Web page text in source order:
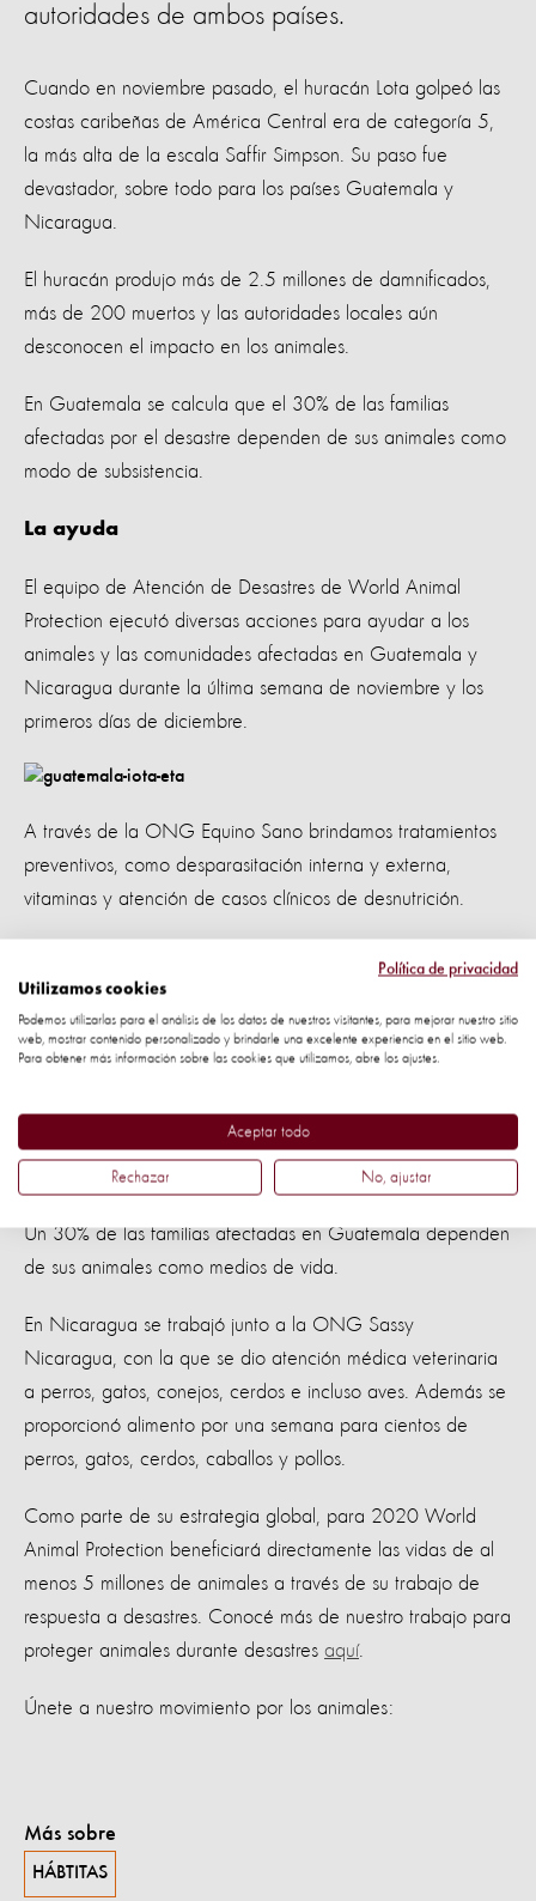
autoridades de ambos países.
Cuando en noviembre pasado, el huracán Lota golpeó las
costas caribeñas de América Central era de categoría 5,
la más alta de la escala Saffir Simpson. Su paso fue
devastador, sobre todo para los países Guatemala y
Nicaragua.
El huracán produjo más de 2.5 millones de damnificados,
más de 200 muertos y las autoridades locales aún
desconocen el impacto en los animales.
En Guatemala se calcula que el 30% de las familias
afectadas por el desastre dependen de sus animales como
modo de subsistencia.
La ayuda
El equipo de Atención de Desastres de World Animal
Protection ejecutó diversas acciones para ayudar a los
animales y las comunidades afectadas en Guatemala y
Nicaragua durante la última semana de noviembre y los
primeros días de diciembre.
A través de la ONG Equino Sano brindamos tratamientos
preventivos, como desparasitación interna y externa,
vitaminas y atención de casos clínicos de desnutrición.
En Guatemala, a través de la ONG Equino Sano se
entregó alimento para cientos de cerdos, aves de corral y
perros. La organización también brindó tratamientos
preventivos para los animales, como desparasitación interna
Un 30% de las familias afectadas en Guatemala dependen
de sus animales como medios de vida.
En Nicaragua se trabajó junto a la ONG Sassy
Nicaragua, con la que se dio atención médica veterinaria
a perros, gatos, conejos, cerdos e incluso aves. Además se
proporcionó alimento por una semana para cientos de
perros, gatos, cerdos, caballos y pollos.
Como parte de su estrategia global, para 2020 World
Animal Protection beneficiará directamente las vidas de al
menos 5 millones de animales a través de su trabajo de
respuesta a desastres. Conocé más de nuestro trabajo para
proteger animales durante desastres aquí.
Únete a nuestro movimiento por los animales:
Más sobre
HÁBTITAS
Política de privacidad
Utilizamos cookies
Podemos utilizarlas para el análisis de los datos de nuestros visitantes, para mejorar nuestro sitio
web, mostrar contenido personalizado y brindarle una excelente experiencia en el sitio web.
Para obtener más información sobre las cookies que utilizamos, abre los ajustes.
Aceptar todo
Rechazar No, ajustar